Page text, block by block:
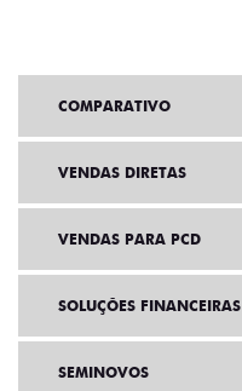
COMPARATIVO
VENDAS DIRETAS
VENDAS PARA PCD
SOLUÇÕES FINANCEIRAS
SEMINOVOS